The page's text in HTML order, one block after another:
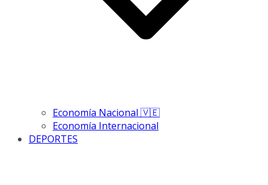
Economía Nacional 🇻🇪
Economía Internacional
DEPORTES